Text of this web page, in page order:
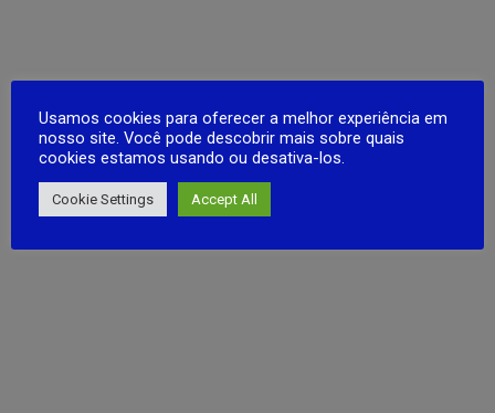
Usamos cookies para oferecer a melhor experiência em
nosso site. Você pode descobrir mais sobre quais
cookies estamos usando ou desativa-los.
Cookie Settings Accept All